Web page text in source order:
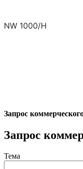
NW 1000/H
Запрос
Запрос
Тема